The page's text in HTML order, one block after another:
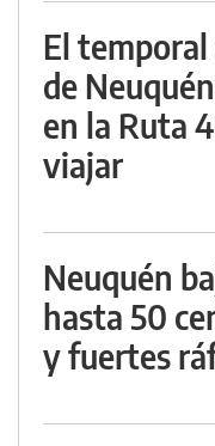
El
de
en la Ruta
viajar
Neuquén
hasta 50
y fuertes